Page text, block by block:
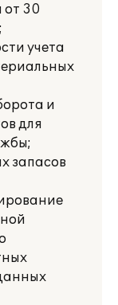
30
учета
и
для
запасов